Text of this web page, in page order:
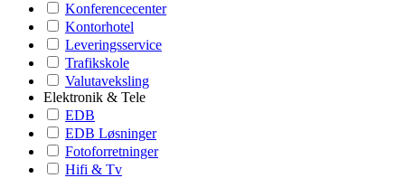
Konferencecenter
Kontorhotel
Leveringsservice
Trafikskole
Valutaveksling
Elektronik & Tele
EDB
EDB Løsninger
Fotoforretninger
Hifi & Tv